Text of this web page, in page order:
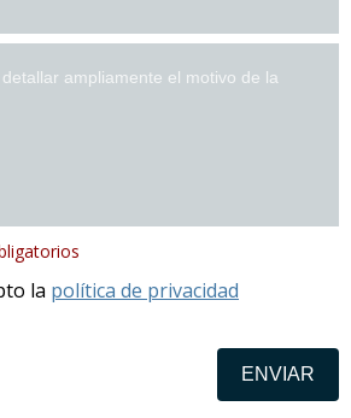
la política de privacidad
ENVIAR